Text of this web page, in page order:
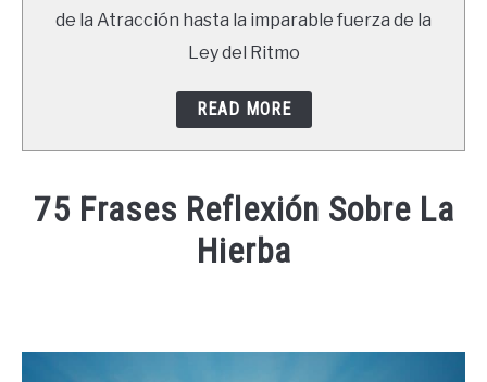
de la Atracción hasta la imparable fuerza de la
Ley del Ritmo
READ MORE
75 Frases Reflexión Sobre La
Hierba